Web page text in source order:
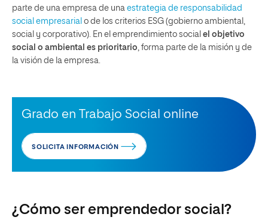
parte de una empresa de una estrategia de responsabilidad
social empresarial o de los criterios ESG (gobierno ambiental,
social y corporativo). En el emprendimiento social el objetivo
social o ambiental es prioritario , forma parte de la misión y de
la visión de la empresa.
Grado en Trabajo Social online
SOLICITA INFORMACIÓN
¿Cómo ser emprendedor social?